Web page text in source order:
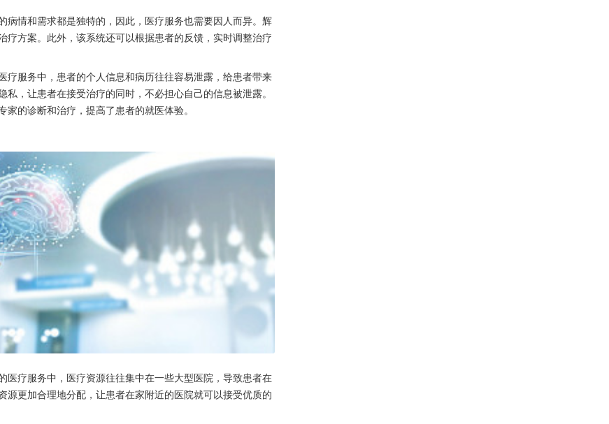
情和需求都是独特的，因此，医疗服务也需要因人而异。辉
方案。此外，该系统还可以根据患者的反馈，实时调整治疗
服务中，患者的个人信息和病历往往容易泄露，给患者带来
，让患者在接受治疗的同时，不必担心自己的信息被泄露。
的诊断和治疗，提高了患者的就医体验。
疗服务中，医疗资源往往集中在一些大型医院，导致患者在
更加合理地分配，让患者在家附近的医院就可以接受优质的